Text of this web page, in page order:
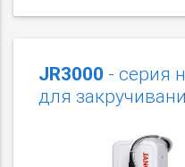
JR3000 - серия
для